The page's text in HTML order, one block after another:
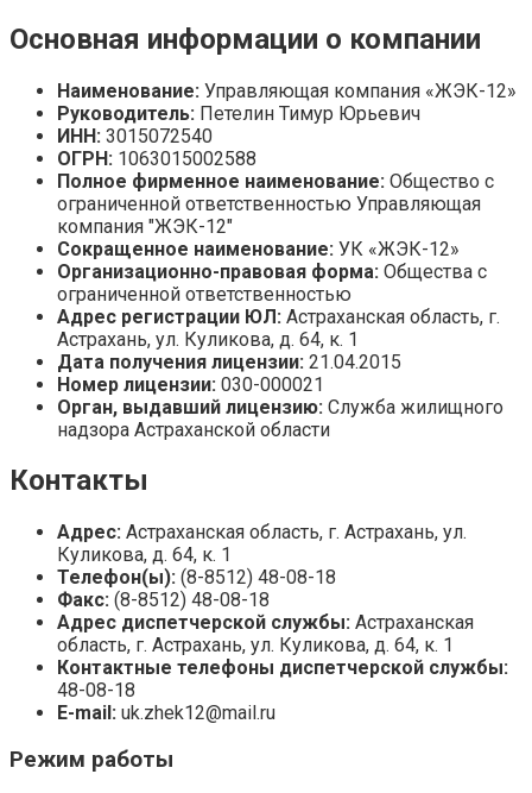
Основная информации о компании
Наименование: Управляющая компания «ЖЭК-12»
Руководитель: Петелин Тимур Юрьевич
ИНН: 3015072540
ОГРН: 1063015002588
Полное фирменное наименование: Общество с
ограниченной ответственностью Управляющая
компания "ЖЭК-12"
Сокращенное наименование: УК «ЖЭК-12»
Организационно-правовая форма: Общества с
ограниченной ответственностью
Адрес регистрации ЮЛ: Астраханская область, г.
Астрахань, ул. Куликова, д. 64, к. 1
Дата получения лицензии: 21.04.2015
Номер лицензии: 030-000021
Орган, выдавший лицензию: Служба жилищного
надзора Астраханской области
Контакты
Адрес: Астраханская область, г. Астрахань, ул.
Куликова, д. 64, к. 1
Телефон(ы): (8-8512) 48-08-18
Факс: (8-8512) 48-08-18
Адрес диспетчерской службы: Астраханская
область, г. Астрахань, ул. Куликова, д. 64, к. 1
Контактные телефоны диспетчерской службы:
48-08-18
E-mail: uk.zhek12@mail.ru
Режим работы